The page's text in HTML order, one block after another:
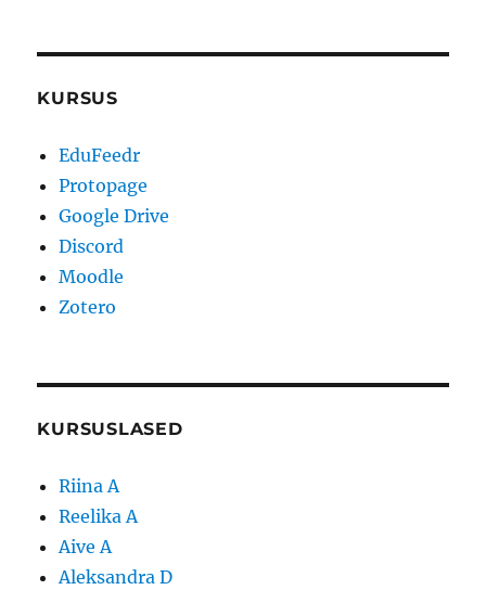
KURSUS
EduFeedr
Protopage
Google Drive
Discord
Moodle
Zotero
KURSUSLASED
Riina A
Reelika A
Aive A
Aleksandra D